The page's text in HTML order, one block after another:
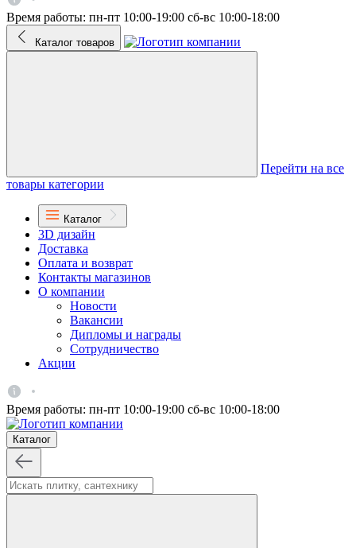
Время работы: пн-пт 10:00-19:00 сб-вс 10:00-18:00
Каталог товаров
Перейти на все
товары категории
Каталог
3D дизайн
Доставка
Оплата и возврат
Контакты магазинов
О компании
Новости
Вакансии
Дипломы и награды
Сотрудничество
Акции
Время работы: пн-пт 10:00-19:00 сб-вс 10:00-18:00
Каталог